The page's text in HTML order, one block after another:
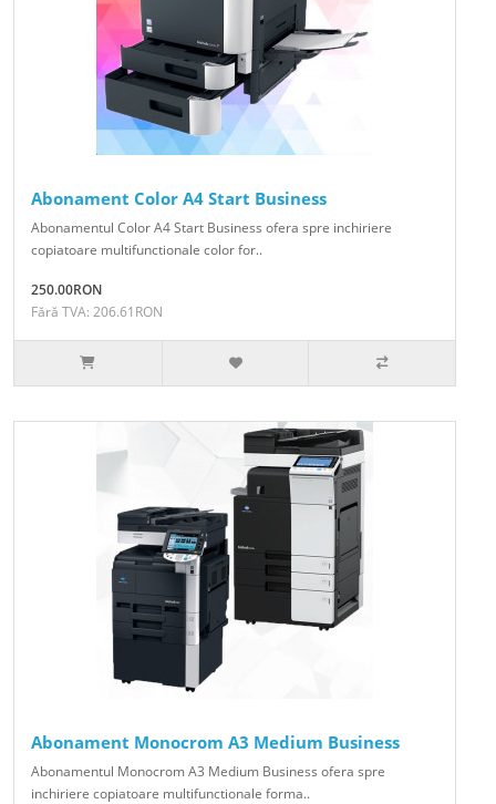
Abonament Color A4 Start Business
Abonamentul Color A4 Start Business ofera spre inchiriere
copiatoare multifunctionale color for..
250.00RON
Fără TVA: 206.61RON
Abonament Monocrom A3 Medium Business
Abonamentul Monocrom A3 Medium Business ofera spre
inchiriere copiatoare multifunctionale forma..